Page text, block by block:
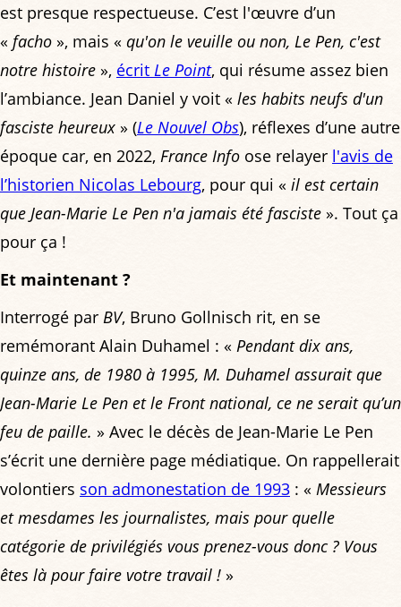
est presque respectueuse. C’est l'œuvre d’un
« facho », mais « qu'on le veuille ou non, Le Pen, c'est
notre histoire », écrit Le Point, qui résume assez bien
l’ambiance. Jean Daniel y voit « les habits neufs d'un
fasciste heureux » (Le Nouvel Obs), réflexes d’une autre
époque car, en 2022, France Info ose relayer l'avis de
l’historien Nicolas Lebourg, pour qui « il est certain
que Jean-Marie Le Pen n'a jamais été fasciste ». Tout ça
pour ça !
Et maintenant ?
Interrogé par BV, Bruno Gollnisch rit, en se
remémorant Alain Duhamel : « Pendant dix ans,
quinze ans, de 1980 à 1995, M. Duhamel assurait que
Jean-Marie Le Pen et le Front national, ce ne serait qu’un
feu de paille. » Avec le décès de Jean-Marie Le Pen
s’écrit une dernière page médiatique. On rappellerait
volontiers son admonestation de 1993 : « Messieurs
et mesdames les journalistes, mais pour quelle
catégorie de privilégiés vous prenez-vous donc ? Vous
êtes là pour faire votre travail ! »